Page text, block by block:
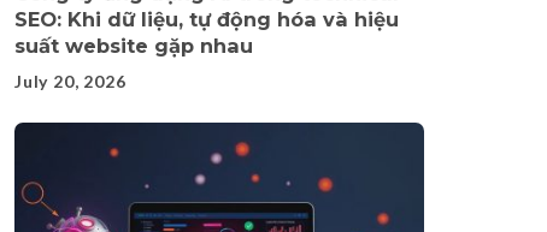
SEO: Khi dữ liệu, tự động hóa và hiệu
suất website gặp nhau
July 20, 2026